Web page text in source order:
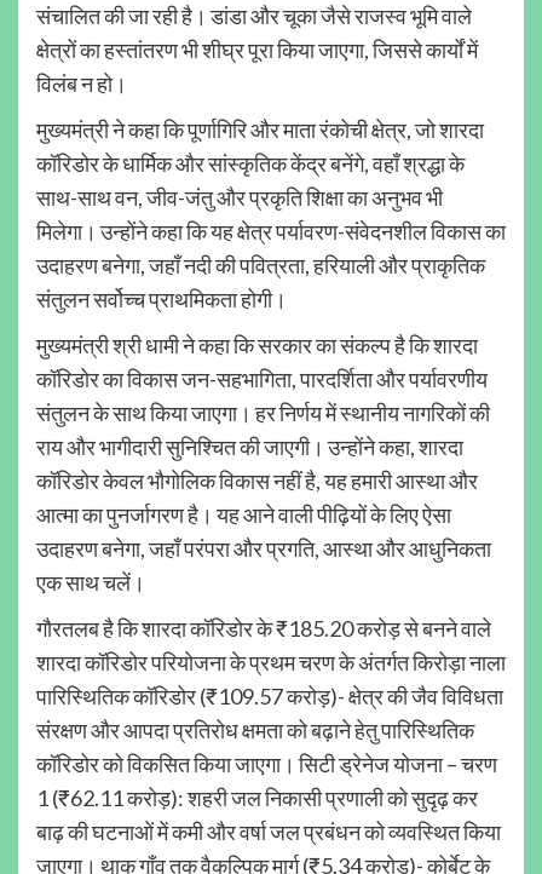
संचालित की जा रही है। डांडा और चूका जैसे राजस्व भूमि वाले
क्षेत्रों का हस्तांतरण भी शीघ्र पूरा किया जाएगा, जिससे कार्यों में
विलंब न हो।
मुख्यमंत्री ने कहा कि पूर्णागिरि और माता रंकोची क्षेत्र, जो शारदा
कॉरिडोर के धार्मिक और सांस्कृतिक केंद्र बनेंगे, वहाँ श्रद्धा के
साथ-साथ वन, जीव-जंतु और प्रकृति शिक्षा का अनुभव भी
मिलेगा। उन्होंने कहा कि यह क्षेत्र पर्यावरण-संवेदनशील विकास का
उदाहरण बनेगा, जहाँ नदी की पवित्रता, हरियाली और प्राकृतिक
संतुलन सर्वोच्च प्राथमिकता होगी।
मुख्यमंत्री श्री धामी ने कहा कि सरकार का संकल्प है कि शारदा
कॉरिडोर का विकास जन-सहभागिता, पारदर्शिता और पर्यावरणीय
संतुलन के साथ किया जाएगा। हर निर्णय में स्थानीय नागरिकों की
राय और भागीदारी सुनिश्चित की जाएगी। उन्होंने कहा, शारदा
कॉरिडोर केवल भौगोलिक विकास नहीं है, यह हमारी आस्था और
आत्मा का पुनर्जागरण है। यह आने वाली पीढ़ियों के लिए ऐसा
उदाहरण बनेगा, जहाँ परंपरा और प्रगति, आस्था और आधुनिकता
एक साथ चलें।
गौरतलब है कि शारदा कॉरिडोर के ₹185.20 करोड़ से बनने वाले
शारदा कॉरिडोर परियोजना के प्रथम चरण के अंतर्गत किरोड़ा नाला
पारिस्थितिक कॉरिडोर (₹109.57 करोड़)- क्षेत्र की जैव विविधता
संरक्षण और आपदा प्रतिरोध क्षमता को बढ़ाने हेतु पारिस्थितिक
कॉरिडोर को विकसित किया जाएगा। सिटी ड्रेनेज योजना – चरण
1 (₹62.11 करोड़): शहरी जल निकासी प्रणाली को सुदृढ़ कर
बाढ़ की घटनाओं में कमी और वर्षा जल प्रबंधन को व्यवस्थित किया
जाएगा। थाक गाँव तक वैकल्पिक मार्ग (₹5.34 करोड़)- कोर्बेट के